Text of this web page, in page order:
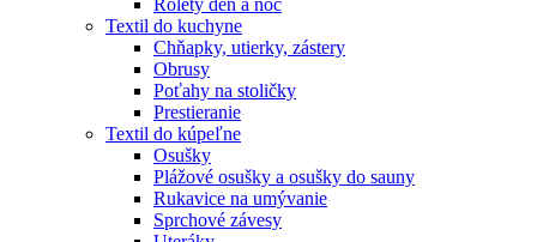
Textil do kuchyne
Chňapky, utierky, zástery
Obrusy
Poťahy na stoličky
Prestieranie
Textil do kúpeľne
Osušky
Plážové osušky a osušky do sauny
Rukavice na umývanie
Sprchové závesy